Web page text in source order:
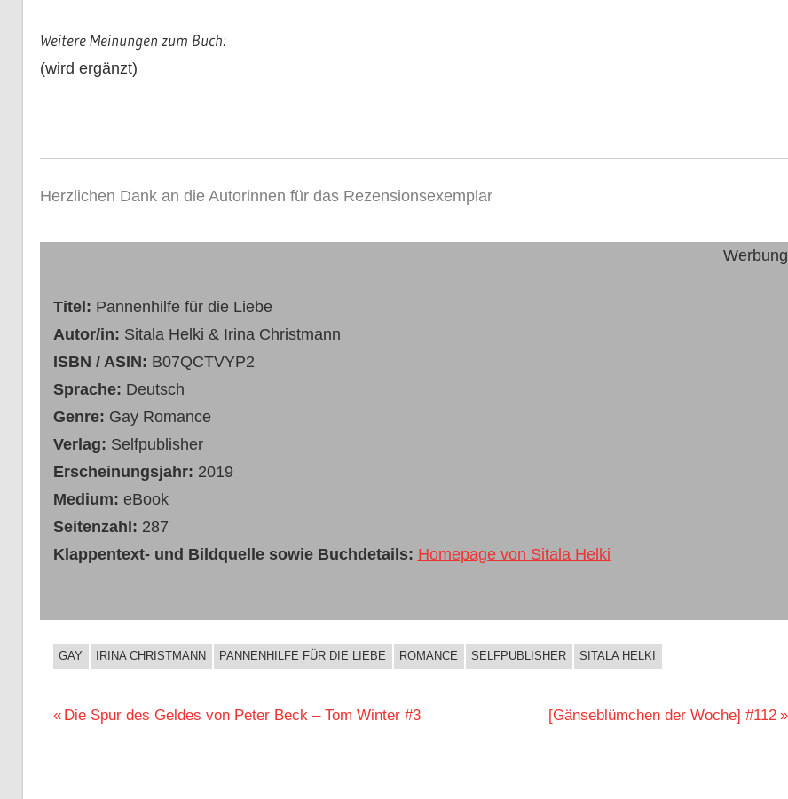
Weitere Meinungen zum Buch:
(wird ergänzt)
Herzlichen Dank an die Autorinnen für das Rezensionsexemplar
Werbung
Titel: Pannenhilfe für die Liebe
Autor/in: Sitala Helki & Irina Christmann
ISBN / ASIN: B07QCTVYP2
Sprache: Deutsch
Genre: Gay Romance
Verlag: Selfpublisher
Erscheinungsjahr: 2019
Medium: eBook
Seitenzahl: 287
Klappentext- und Bildquelle sowie Buchdetails: Homepage von Sitala Helki
BUCHIGES
GAY IRINA CHRISTMANN PANNENHILFE FÜR DIE LIEBE ROMANCE SELFPUBLISHER SITALA HELKI
Beitragsnavigation
Vorheriger
Die Spur des Geldes von Peter Beck – Tom Winter #3
Nächster
[Gänseblümchen der Woche] #112